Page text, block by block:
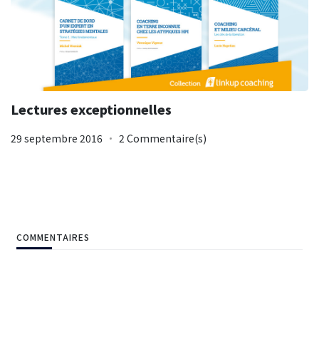
Lectures exceptionnelles
29 septembre 2016 2 Commentaire(s)
COMMENTAIRES